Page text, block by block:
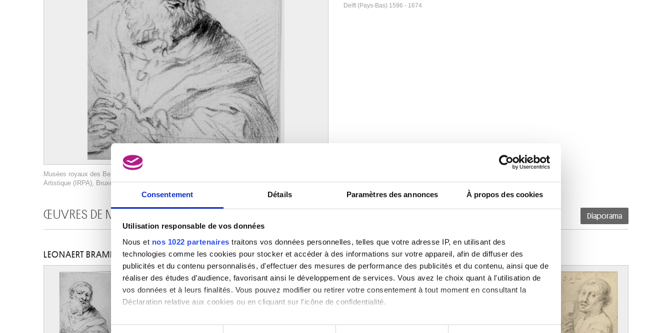
Consentement Détails Paramètres des annonces À propos des cookies
Utilisation responsable de vos données
Nous et nos 1022 partenaires traitons vos données personnelles, telles que votre adresse IP, en utilisant des
technologies comme les cookies pour stocker et accéder à des informations sur votre appareil, afin de diffuser des
publicités et du contenu personnalisés, d'effectuer des mesures de performance des publicités et du contenu, ainsi que de
réaliser des études d’audience, favorisant ainsi le développement de services. Vous avez le choix quant à l'utilisation de
vos données et à leurs finalités. Vous pouvez modifier ou retirer votre consentement à tout moment en consultant la
Déclaration relative aux cookies ou en cliquant sur l'icône de confidentialité.
Si vous le permettez, nous aimerions également :
Musées royaux des Beaux-Arts de Belgique, Bruxelles / photo : Institut royal du Patrimoine
Artistique (IRPA), Bruxelles
Delft (Pays-Bas) 1596 - 1674
ŒUVRES DE MÊME AUTEUR Diaporama
LEONAERT BRAMER